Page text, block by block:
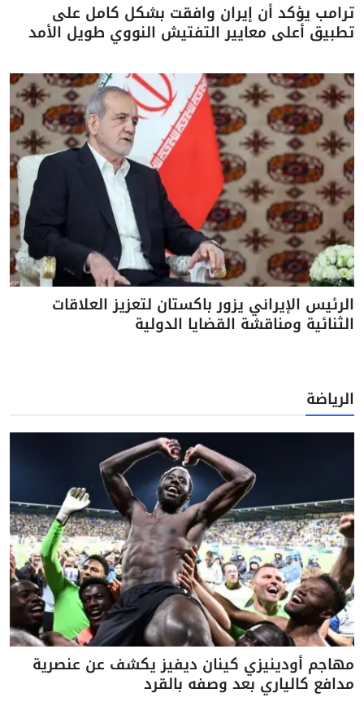
ترامب يؤكد أن إيران وافقت بشكل كامل على
تطبيق أعلى معايير التفتيش النووي طويل الأمد
الرئيس الإيراني يزور باكستان لتعزيز العلاقات
الثنائية ومناقشة القضايا الدولية
الرياضة
مهاجم أودينيزي كينان ديفيز يكشف عن عنصرية
مدافع كالياري بعد وصفه بالقرد